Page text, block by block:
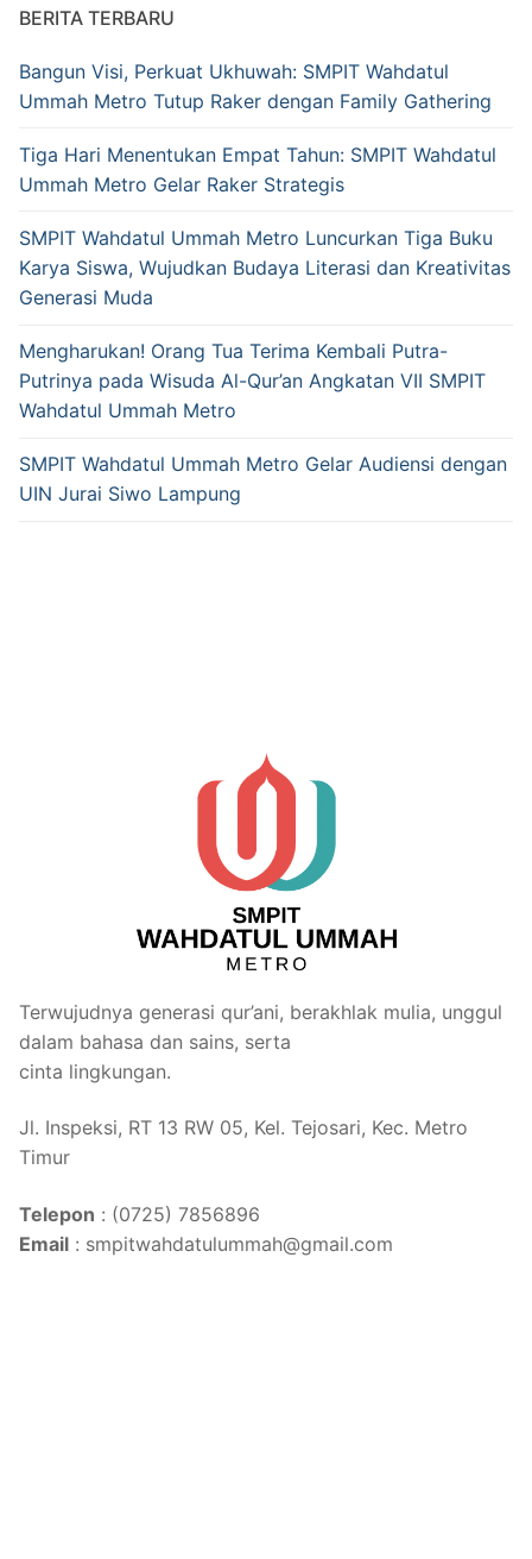
BERITA TERBARU
Bangun Visi, Perkuat Ukhuwah: SMPIT Wahdatul
Ummah Metro Tutup Raker dengan Family Gathering
Tiga Hari Menentukan Empat Tahun: SMPIT Wahdatul
Ummah Metro Gelar Raker Strategis
SMPIT Wahdatul Ummah Metro Luncurkan Tiga Buku
Karya Siswa, Wujudkan Budaya Literasi dan Kreativitas
Generasi Muda
Mengharukan! Orang Tua Terima Kembali Putra-
Putrinya pada Wisuda Al-Qur’an Angkatan VII SMPIT
Wahdatul Ummah Metro
SMPIT Wahdatul Ummah Metro Gelar Audiensi dengan
UIN Jurai Siwo Lampung
Terwujudnya generasi qur’ani, berakhlak mulia, unggul
dalam bahasa dan sains, serta
cinta lingkungan.
Jl. Inspeksi, RT 13 RW 05, Kel. Tejosari, Kec. Metro
Timur
Telepon : (0725) 7856896
Email : smpitwahdatulummah@gmail.com